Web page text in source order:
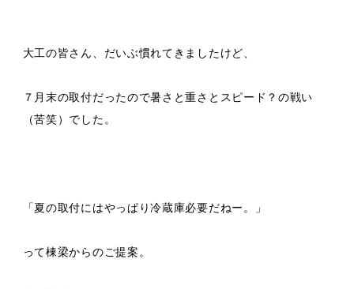
大工の皆さん、だいぶ慣れてきましたけど、
７月末の取付だったので暑さと重さとスピード？の戦い
（苦笑）でした。
「夏の取付にはやっぱり冷蔵庫必要だねー。」
って棟梁からのご提案。